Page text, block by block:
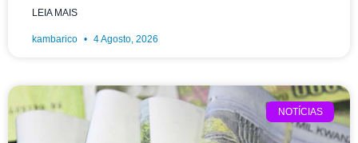
LEIA MAIS
kambarico 4 Agosto, 2026
NOTÍCIAS